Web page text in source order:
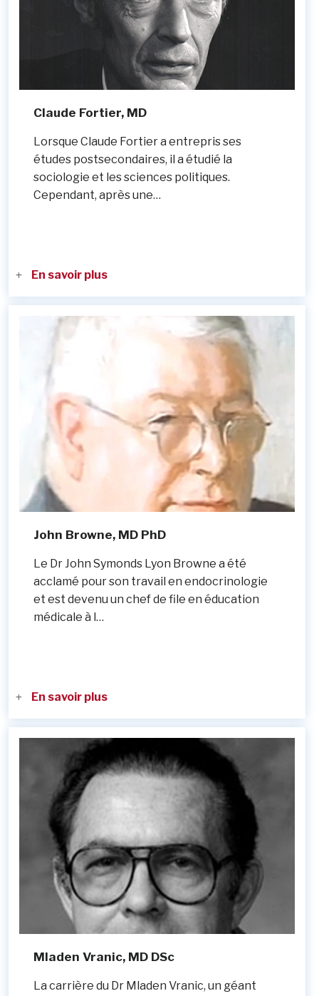
Claude Fortier, MD
Lorsque Claude Fortier a entrepris ses
études postsecondaires, il a étudié la
sociologie et les sciences politiques.
Cependant, après une…
En savoir plus
John Browne, MD PhD
Le Dr John Symonds Lyon Browne a été
acclamé pour son travail en endocrinologie
et est devenu un chef de file en éducation
médicale à l…
En savoir plus
Mladen Vranic, MD DSc
La carrière du Dr Mladen Vranic, un géant